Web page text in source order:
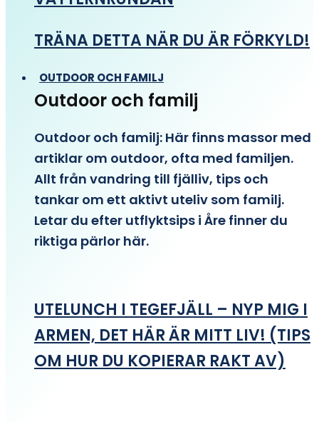
TRÄNA DETTA NÄR DU ÄR FÖRKYLD!
OUTDOOR OCH FAMILJ
Outdoor och familj
Outdoor och familj: Här finns massor med
artiklar om outdoor, ofta med familjen.
Allt från vandring till fjälliv, tips och
tankar om ett aktivt uteliv som familj.
Letar du efter utflyktsips i Åre finner du
riktiga pärlor här.
UTELUNCH I TEGEFJÄLL – NYP MIG I
ARMEN, DET HÄR ÄR MITT LIV! (TIPS
OM HUR DU KOPIERAR RAKT AV)